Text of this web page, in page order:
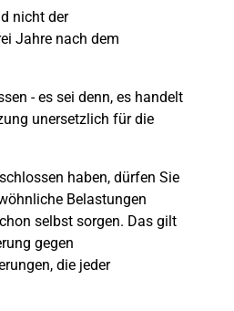
nicht der
Jahre nach dem
- es sei denn, es handelt
unersetzlich für die
haben, dürfen Sie
Belastungen
selbst sorgen. Das gilt
gegen
die jeder